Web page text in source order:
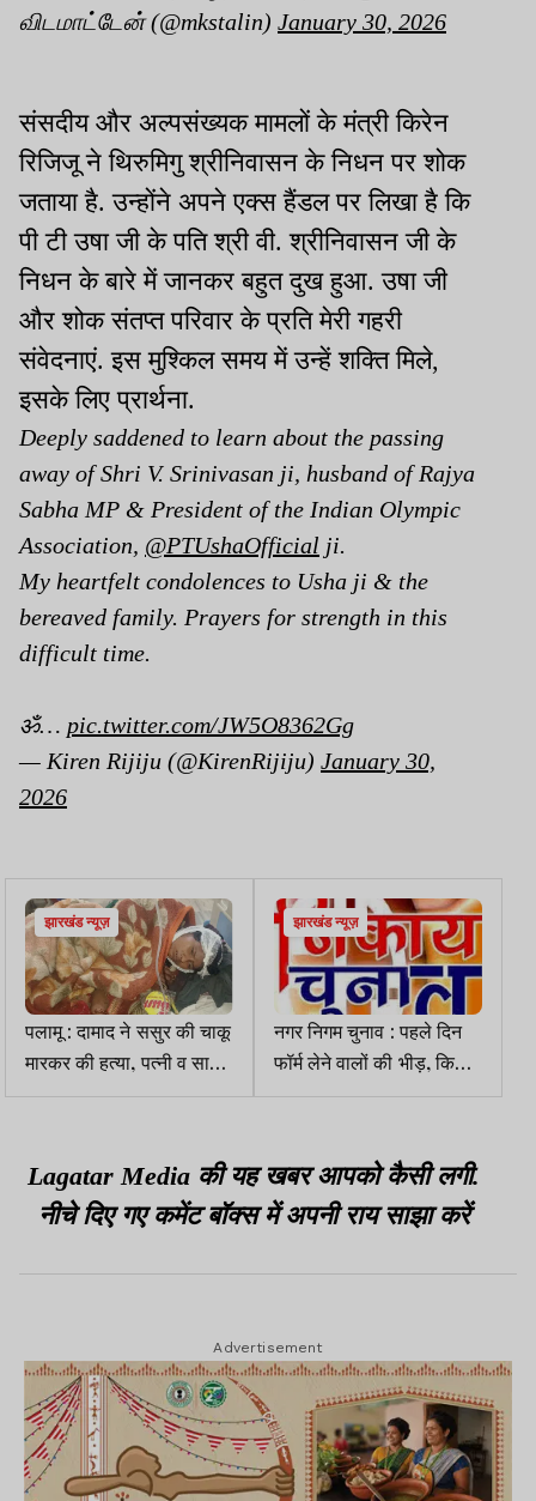
விடமாட்டேன் (@mkstalin) January 30, 2026
संसदीय और अल्पसंख्यक मामलों के मंत्री किरेन
रिजिजू ने थिरुमिगु श्रीनिवासन के निधन पर शोक
जताया है. उन्होंने अपने एक्स हैंडल पर लिखा है कि
पी टी उषा जी के पति श्री वी. श्रीनिवासन जी के
निधन के बारे में जानकर बहुत दुख हुआ. उषा जी
और शोक संतप्त परिवार के प्रति मेरी गहरी
संवेदनाएं. इस मुश्किल समय में उन्हें शक्ति मिले,
इसके लिए प्रार्थना.
Deeply saddened to learn about the passing
away of Shri V. Srinivasan ji, husband of Rajya
Sabha MP & President of the Indian Olympic
Association, @PTUshaOfficial ji.
My heartfelt condolences to Usha ji & the
bereaved family. Prayers for strength in this
difficult time.
ॐ… pic.twitter.com/JW5O8362Gg
— Kiren Rijiju (@KirenRijiju) January 30,
2026
झारखंड न्यूज़
पलामू : दामाद ने ससुर की चाकू
मारकर की हत्या, पत्नी व साली
गंभीर
झारखंड न्यूज़
नगर निगम चुनाव : पहले दिन
फॉर्म लेने वालों की भीड़, किसी
ने नहीं भरा नामांकन
Lagatar Media की यह खबर आपको कैसी लगी.
नीचे दिए गए कमेंट बॉक्स में अपनी राय साझा करें
Advertisement